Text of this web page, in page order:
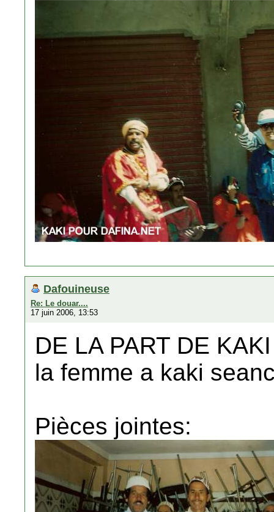
Dafouineuse
Re: Le douar....
17 juin 2006, 13:53
DE LA PART DE KAKI
la femme a kaki
Pièces jointes: